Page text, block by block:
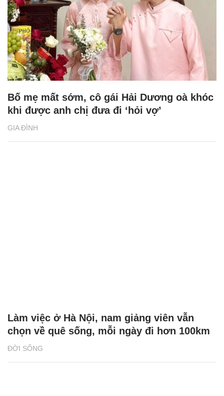
GIA ĐÌNH
Bố mẹ mất sớm, cô gái Hải Dương oà khóc
khi được anh chị đưa đi ‘hỏi vợ’
ĐỜI SỐNG
Làm việc ở Hà Nội, nam giảng viên vẫn
chọn về quê sống, mỗi ngày đi hơn 100km